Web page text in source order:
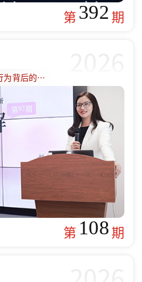
第392期
懂法律、懂你、懂TA、懂行为背后的原因
第 108期